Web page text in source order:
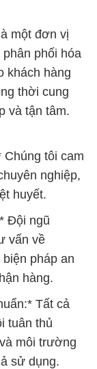
một đơn vị
phối hóa
khách hàng
thời cung
và tận tâm.
Chúng tôi cam
nghiệp,
huyết.
Đội ngũ
vấn về
pháp an
hàng.
Tất cả
tuân thủ
môi trường
sử dụng.